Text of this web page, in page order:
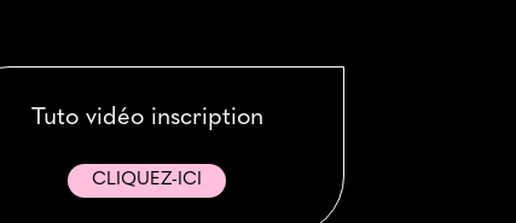
Tuto vidéo inscription
CLIQUEZ-ICI